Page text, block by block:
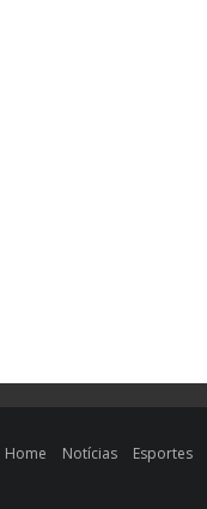
Home Notícias Esportes